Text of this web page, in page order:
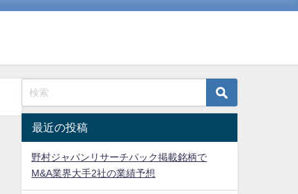
最近の投稿
野村ジャパンリサーチパック掲載銘柄で
M&A業界大手2社の業績予想